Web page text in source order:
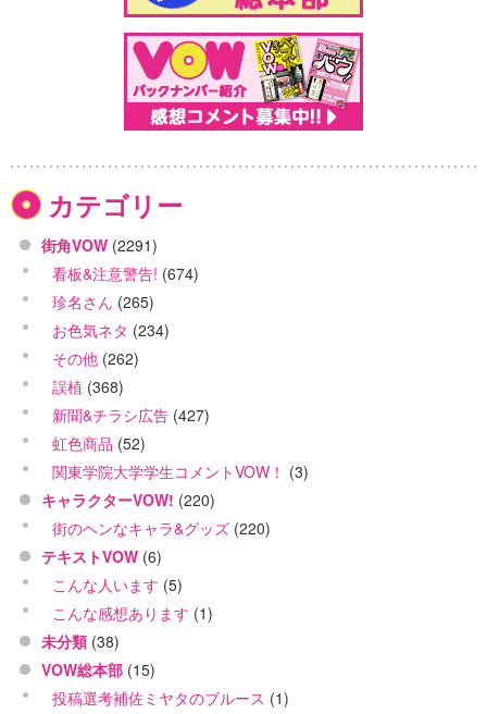
カテゴリー
街角VOW (2291)
看板&注意警告! (674)
珍名さん (265)
お色気ネタ (234)
その他 (262)
誤植 (368)
新聞&チラシ広告 (427)
虹色商品 (52)
関東学院大学学生コメントVOW！ (3)
キャラクターVOW! (220)
街のヘンなキャラ&グッズ (220)
テキストVOW (6)
こんな人います (5)
こんな感想あります (1)
未分類 (38)
VOW総本部 (15)
投稿選考補佐ミヤタのブルース (1)